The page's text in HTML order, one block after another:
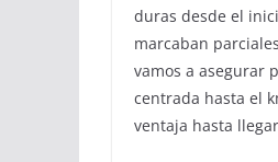
duras desde el
marcaban
vamos a asegurar
centrada hasta el
ventaja hasta